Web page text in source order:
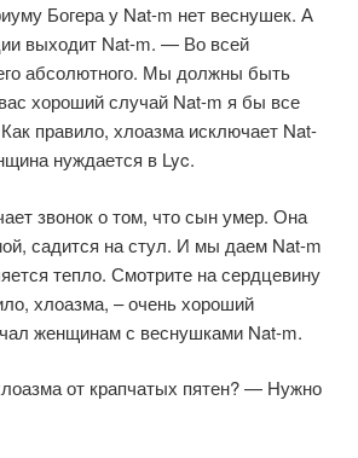
Богера у Nat-m нет веснушек. А
выходит Nat-m. — Во всей
абсолютного. Мы должны быть
хороший случай Nat-m я бы все
правило, хлоазма исключает Nat-
нуждается в Lyc.
звонок о том, что сын умер. Она
садится на стул. И мы даем Nat-m
тепло. Смотрите на сердцевину
хлоазма, – очень хороший
женщинам с веснушками Nat-m.
от крапчатых пятен? — Нужно